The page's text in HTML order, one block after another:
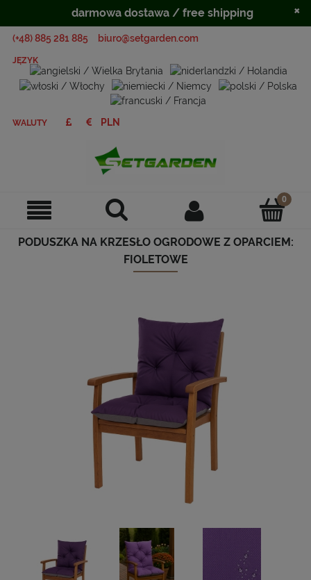
(+48) 885 281 885 biuro@setgarden.com
JĘZYK
WALUTY
PODUSZKA NA KRZESŁO OGRODOWE Z OPARCIEM:
FIOLETOWE
darmowa dostawa / free shipping ×